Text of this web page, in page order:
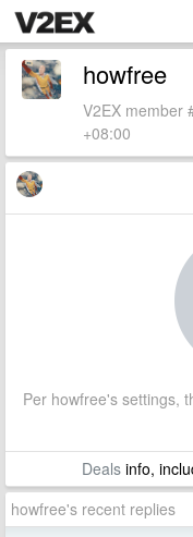
howfree
V2EX member
+08:00
Per howfree's settings,
Dealsinfo,
howfree's recent replies